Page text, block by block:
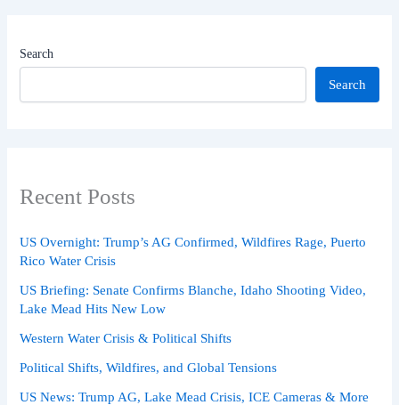
Search
Search
Recent Posts
US Overnight: Trump’s AG Confirmed, Wildfires Rage, Puerto
Rico Water Crisis
US Briefing: Senate Confirms Blanche, Idaho Shooting Video,
Lake Mead Hits New Low
Western Water Crisis & Political Shifts
Political Shifts, Wildfires, and Global Tensions
US News: Trump AG, Lake Mead Crisis, ICE Cameras & More